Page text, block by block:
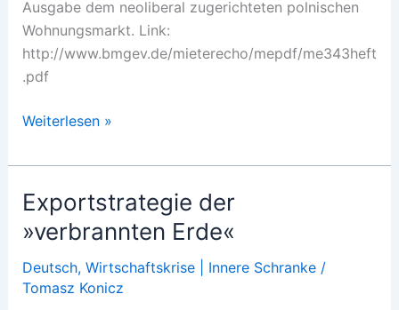
Ausgabe dem neoliberal zugerichteten polnischen
Wohnungsmarkt. Link:
http://www.bmgev.de/mieterecho/mepdf/me343heft
.pdf
Wohnungsmarkt
Polen
Weiterlesen »
Exportstrategie der
»verbrannten Erde«
Deutsch, Wirtschaftskrise | Innere Schranke/
Tomasz Konicz